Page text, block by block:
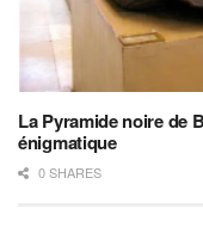
La Pyramide noire de
énigmatique
0 SHARES